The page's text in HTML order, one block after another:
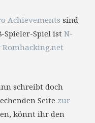
Achievements sind
Spieler-Spiel ist N-
Romhacking.net
schreibt doch
Seite zur
könnt ihr den